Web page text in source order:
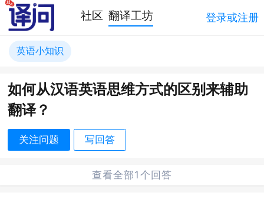
社区 翻译工坊 登录或注册
英语小知识
如何从汉语英语思维方式的区别来辅助
翻译？
关注问题 写回答
查看全部1个回答